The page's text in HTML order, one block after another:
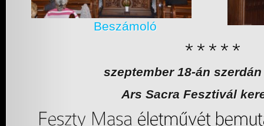
Beszámoló
szeptember 18-án
Ars Sacra Fesztivál